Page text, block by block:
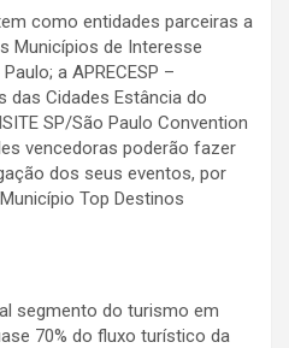
como entidades parceiras a
Municípios de Interesse
a APRECESP –
Cidades Estância do
SP/São Paulo Convention
vencedoras poderão fazer
dos seus eventos, por
Top Destinos
segmento do turismo em
70% do fluxo turístico da